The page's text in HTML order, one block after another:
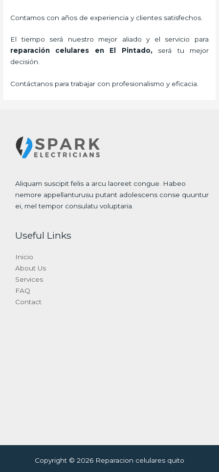
Contamos con años de experiencia y clientes satisfechos.
El tiempo será nuestro mejor aliado y el servicio para
reparación celulares
en El Pintado, será tu mejor
decisión.
Contáctanos para trabajar con profesionalismo y eficacia.
Aliquam suscipit felis a arcu laoreet congue. Habeo
nemore appellanturusu putant adolescens conse quuntur
ei, mel tempor consulatu voluptaria.
Useful Links
Inicio
About Us
Services
FAQ
Contact
Copyright © 2026 Reparacion celulares quito